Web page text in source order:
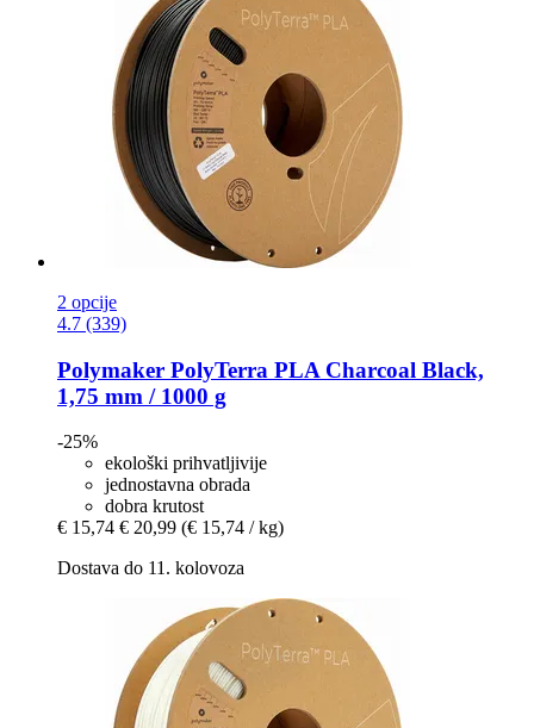
2 opcije
4.7 (339)
Polymaker PolyTerra PLA Charcoal Black,
1,75 mm / 1000 g
-25%
ekološki prihvatljivije
jednostavna obrada
dobra krutost
€ 15,74 € 20,99 (€ 15,74 / kg)
Dostava do 11. kolovoza